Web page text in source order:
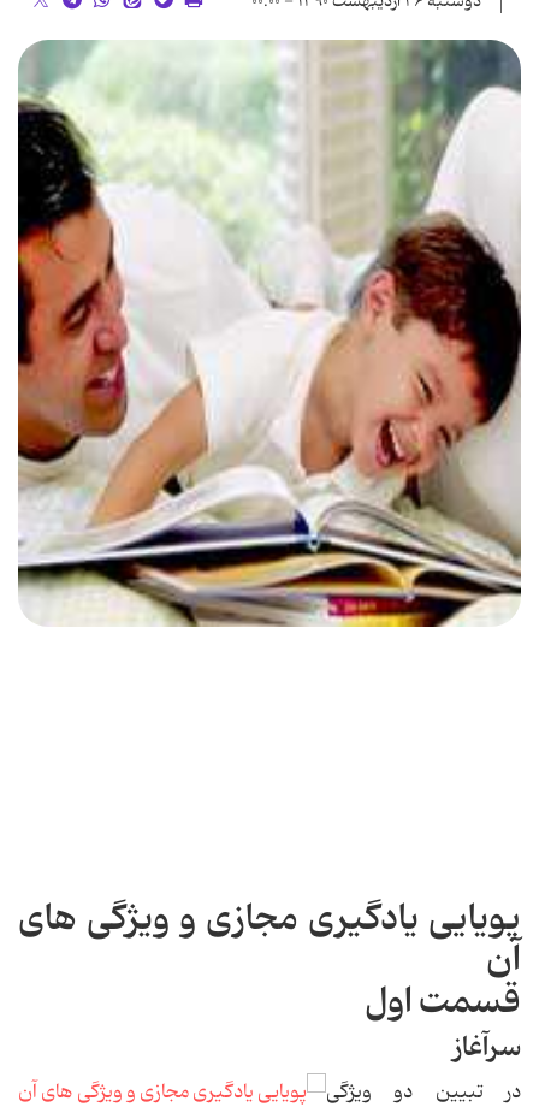
پویایی یادگیری مجازی و ویژگی های
آن
قسمت اول
سرآغاز
در تبیین دو ویژگی